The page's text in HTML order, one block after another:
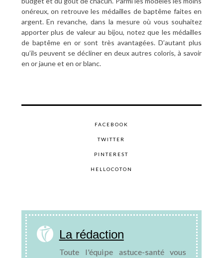
onéreux, on retrouve les médailles de baptême faites en
argent. En revanche, dans la mesure où vous souhaitez
apporter plus de valeur au bijou, notez que les médailles
de baptême en or sont très avantagées. D’autant plus
qu’ils peuvent se décliner en deux autres coloris, à savoir
en or jaune et en or blanc.
FACEBOOK
TWITTER
PINTEREST
HELLOCOTON
La rédaction
Toute l'équipe astuce-santé vous